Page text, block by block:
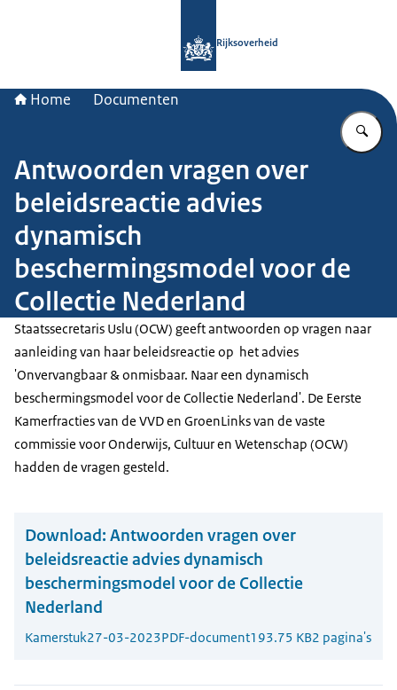
Rijksoverheid
Home Documenten
Antwoorden vragen over
beleidsreactie advies
dynamisch
beschermingsmodel voor de
Collectie Nederland
Staatssecretaris Uslu (OCW) geeft antwoorden op vragen naar
aanleiding van haar beleidsreactie op het advies
'Onvervangbaar & onmisbaar. Naar een dynamisch
beschermingsmodel voor de Collectie Nederland'. De Eerste
Kamerfracties van de VVD en GroenLinks van de vaste
commissie voor Onderwijs, Cultuur en Wetenschap (OCW)
hadden de vragen gesteld.
Download: Antwoorden vragen over
beleidsreactie advies dynamisch
beschermingsmodel voor de Collectie
Nederland
Kamerstuk27-03-2023PDF-document193.75 KB2 pagina's